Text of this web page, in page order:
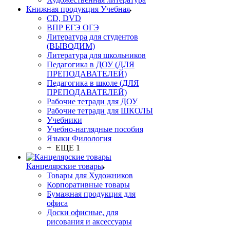
Книжная продукция Учебная
CD, DVD
ВПР ЕГЭ ОГЭ
Литература для студентов
(ВЫВОДИМ)
Литература для школьников
Педагогика в ДОУ (ДЛЯ
ПРЕПОДАВАТЕЛЕЙ)
Педагогика в школе (ДЛЯ
ПРЕПОДАВАТЕЛЕЙ)
Рабочие тетради для ДОУ
Рабочие тетради для ШКОЛЫ
Учебники
Учебно-наглядные пособия
Языки Филология
+ ЕЩЕ 1
Канцелярские товары
Товары для Художников
Корпоративные товары
Бумажная продукция для
офиса
Доски офисные, для
рисования и аксессуары